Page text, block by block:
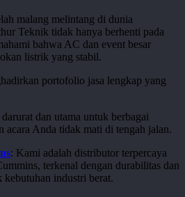
malang melintang di dunia
Teknik tidak hanya berhenti pada
bahwa AC dan event besar
listrik yang stabil.
portofolio jasa lengkap yang
dan utama untuk berbagai
acara Anda tidak mati di tengah jalan.
: Kami adalah distributor terpercaya
terkenal dengan durabilitas dan
industri berat.